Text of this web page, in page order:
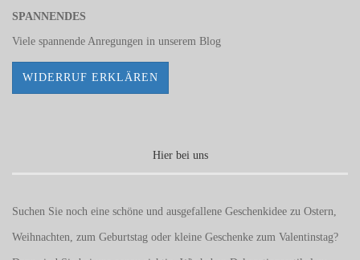
SPANNENDES
Viele spannende Anregungen in unserem Blog
WIDERRUF ERKLÄREN
Hier bei uns
Suchen Sie noch eine schöne und ausgefallene Geschenkidee zu Ostern,
Weihnachten, zum Geburtstag oder kleine Geschenke zum Valentinstag?